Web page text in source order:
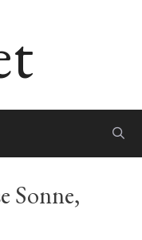
Sonne,